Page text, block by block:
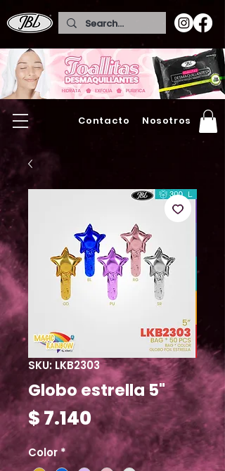
Contacto Nosotros
SKU: LKB2303
Globo estrella 5"
$ 7.140Precio
Color*